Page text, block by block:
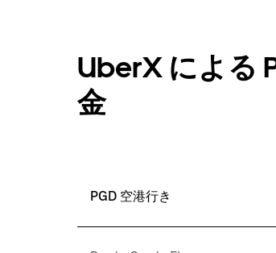
UberX による
金
PGD 空港行き